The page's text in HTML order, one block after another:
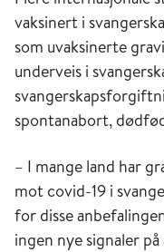
vaksinert i
som uvaksinerte
underveis i
spontanabort,
– I mange land har
mot covid-19 i
for disse
ingen nye signaler